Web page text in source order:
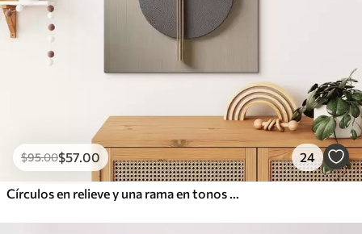
$95.00$57.00 24
Círculos en relieve y una rama en tonos neutros cálidos